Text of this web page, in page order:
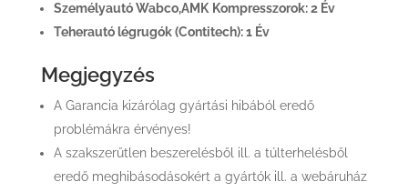
Személyautó Wabco,AMK Kompresszorok: 2 Év
Teherautó légrugók (Contitech): 1 Év
Megjegyzés
A Garancia kizárólag gyártási hibából eredő
problémákra érvényes!
A szakszerűtlen beszerelésből ill. a túlterhelésből
eredő meghibásodásokért a gyártók ill. a webáruház